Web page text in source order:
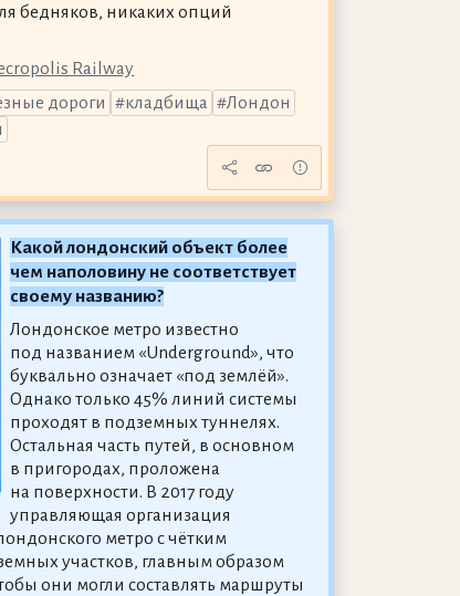
бедняков, никаких опций
Railway
дороги кладбища
Лондон
Какой лондонский объект более
чем наполовину не соответствует
своему названию?
Лондонское метро известно
под названием «Underground», что
буквально означает «под землёй».
Однако только 45% линий системы
проходят в подземных туннелях.
Остальная часть путей, в основном
в пригородах, проложена
на поверхности. В 2017 году
управляющая организация
метро с чётким
участков, главным образом
они могли составлять маршруты